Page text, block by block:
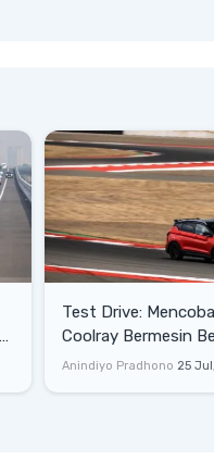
Test Drive: Mencoba Geely
Coolray Bermesin
di Sirkuit Mandalika
Anindiyo Pradhono 25